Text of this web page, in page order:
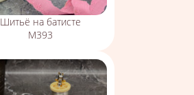
Шитьё на батисте
М393